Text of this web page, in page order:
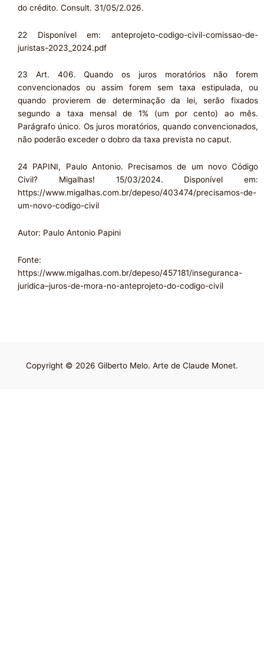
do crédito. Consult. 31/05/2.026.
22 Disponível em: anteprojeto-codigo-civil-comissao-de-
juristas-2023_2024.pdf
23 Art. 406. Quando os juros moratórios não forem
convencionados ou assim forem sem taxa estipulada, ou
quando provierem de determinação da lei, serão fixados
segundo a taxa mensal de 1% (um por cento) ao mês.
Parágrafo único. Os juros moratórios, quando convencionados,
não poderão exceder o dobro da taxa prevista no caput.
24 PAPINI, Paulo Antonio. Precisamos de um novo Código
Civil? Migalhas! 15/03/2024. Disponível em:
https://www.migalhas.com.br/depeso/403474/precisamos-de-
um-novo-codigo-civil
Autor: Paulo Antonio Papini
Fonte:
https://www.migalhas.com.br/depeso/457181/inseguranca-
juridica–juros-de-mora-no-anteprojeto-do-codigo-civil
Copyright © 2026 Gilberto Melo. Arte de Claude Monet.